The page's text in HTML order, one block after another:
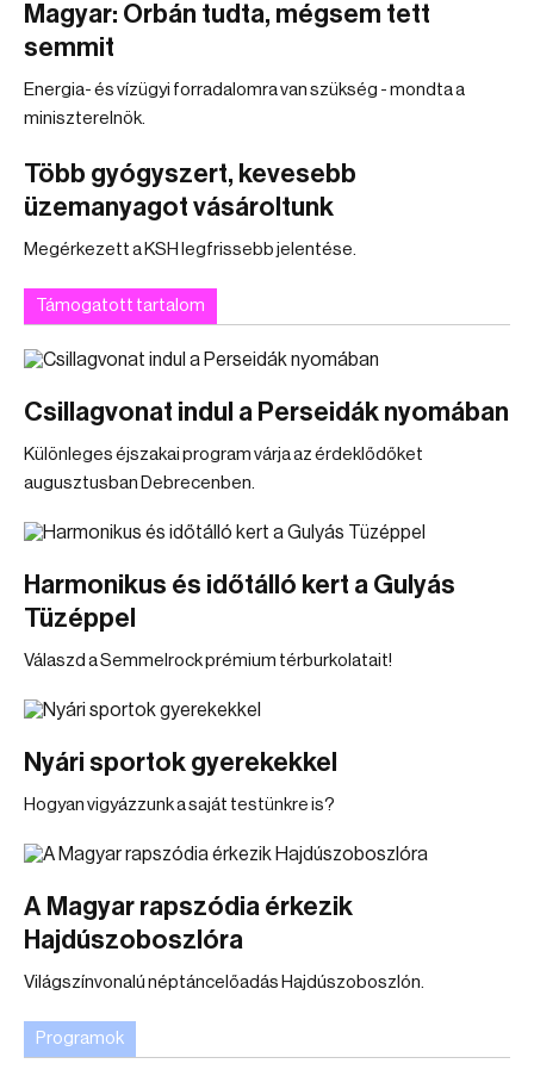
Magyar: Orbán tudta, mégsem tett
semmit
Energia- és vízügyi forradalomra van szükség - mondta a
miniszterelnök.
Több gyógyszert, kevesebb
üzemanyagot vásároltunk
Megérkezett a KSH legfrissebb jelentése.
Támogatott tartalom
Csillagvonat indul a Perseidák nyomában
Különleges éjszakai program várja az érdeklődőket
augusztusban Debrecenben.
Harmonikus és időtálló kert a Gulyás
Tüzéppel
Válaszd a Semmelrock prémium térburkolatait!
Nyári sportok gyerekekkel
Hogyan vigyázzunk a saját testünkre is?
A Magyar rapszódia érkezik
Hajdúszoboszlóra
Világszínvonalú néptáncelőadás Hajdúszoboszlón.
Programok